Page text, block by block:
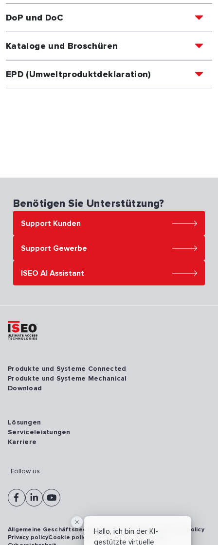
DoP und DoC
Kataloge und Broschüren
EPD (Umweltproduktdeklaration)
Benötigen Sie Unterstützung?
Support Kunden
Support Gewerbe
ISEO AI Assistant
Hallo, ich bin der KI-
gestützte virtuelle
Produkte und Systeme Connected
Produkte und Systeme Mechanical
Download
Lösungen
Serviceleistungen
Karriere
Follow us
Allgemeine GeschäftsbedingungenVulnerability disclosure policy
Privacy policyCookie policy Model 231
Whistleblowing